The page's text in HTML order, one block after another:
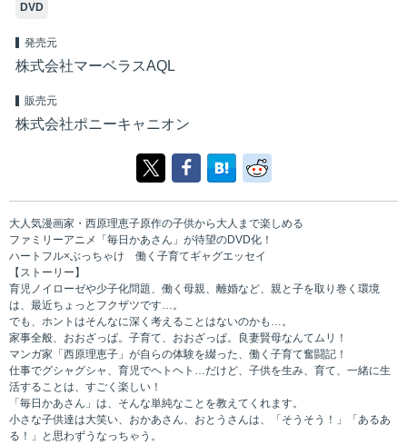
DVD
発売元
株式会社マーベラスAQL
販売元
株式会社ポニーキャニオン
大人気漫画家・西原理恵子原作の子供から大人まで楽しめる
ファミリーアニメ「毎日かあさん」が待望のDVD化！
ハートフル×ぶっちゃけ 働く子育てギャグエッセイ
【ストーリー】
育児ノイローゼや少子化問題、働く母親、離婚など、親と子を取り巻く環境
は、最近ちょっとフクザツです…。
でも、ホントはそんなに深く考えることはないのかも…。
家事全般、おおざっぱ。子育て、おおざっぱ。良妻賢母なんてムリ！
マンガ家「西原理恵子」が自らの体験を綴った、働く子育て奮闘記！
仕事でグシャグシャ、育児でヘトヘト…だけど、子供を生み、育て、一緒に生
活することは、すごく楽しい！
「毎日かあさん」は、そんな単純なことを教えてくれます。
小さな子供達は大笑い、おかあさん、おとうさんは、「そうそう！」「あるあ
る！」と思わずうなっちゃう。